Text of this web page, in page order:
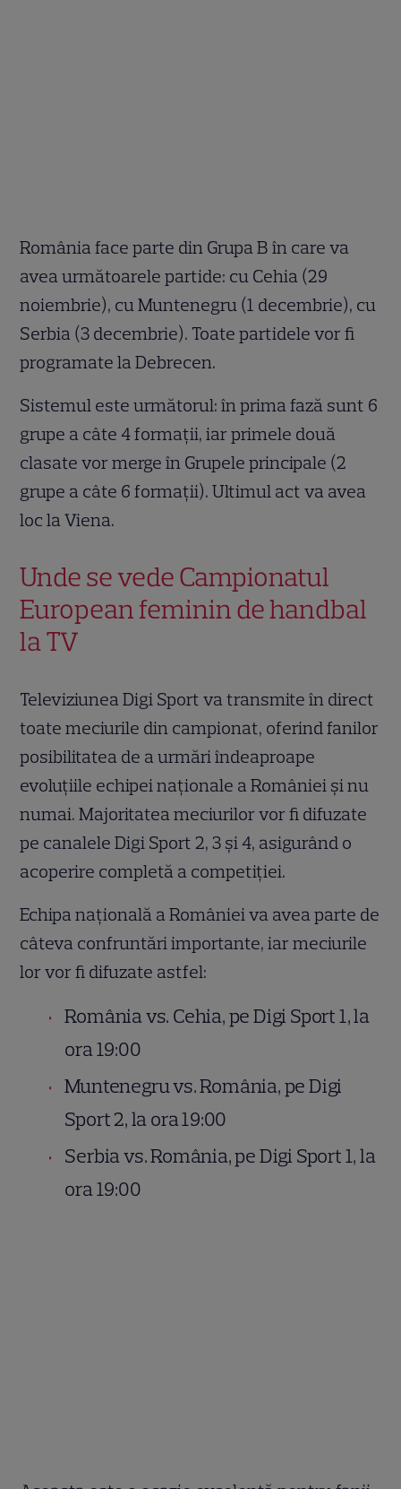
România face parte din Grupa B în care va
avea următoarele partide: cu Cehia (29
noiembrie), cu Muntenegru (1 decembrie), cu
Serbia (3 decembrie). Toate partidele vor fi
programate la Debrecen.
Sistemul este următorul: în prima fază sunt 6
grupe a câte 4 formații, iar primele două
clasate vor merge în Grupele principale (2
grupe a câte 6 formații). Ultimul act va avea
loc la Viena.
Unde se vede Campionatul
European feminin de handbal
la TV
Televiziunea Digi Sport va transmite în direct
toate meciurile din campionat, oferind fanilor
posibilitatea de a urmări îndeaproape
evoluțiile echipei naționale a României și nu
numai. Majoritatea meciurilor vor fi difuzate
pe canalele Digi Sport 2, 3 și 4, asigurând o
acoperire completă a competiției.
Echipa națională a României va avea parte de
câteva confruntări importante, iar meciurile
lor vor fi difuzate astfel:
România vs. Cehia, pe Digi Sport 1, la
ora 19:00
Muntenegru vs. România, pe Digi
Sport 2, la ora 19:00
Serbia vs. România, pe Digi Sport 1, la
ora 19:00